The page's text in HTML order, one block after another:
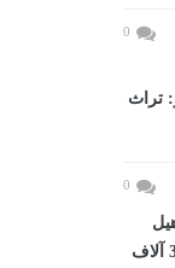
0
تراث
0
الشباب لسوق العمل وتوفير 3 آلاف